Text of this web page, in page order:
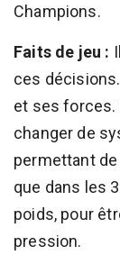
Champions.
Faits de jeu :
ces
et ses forces.
changer de
permettant
que dans les
poids, pour
pression.